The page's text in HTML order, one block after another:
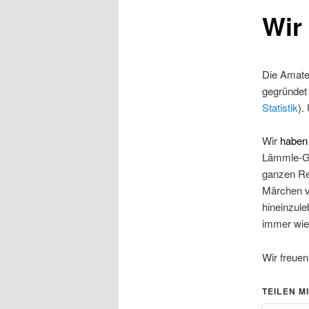
Wir
Die
Statistik).
Wir
Lämmle-
ganzen
Märchen
immer
Wir
TEILEN